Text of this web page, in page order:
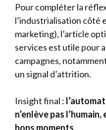
Pour compléter la
l’industrialisation côté
marketing), l’article
services est utile pour
campagnes,
un signal d’attrition.
Insight final :
n’enlève pas
bons moments.